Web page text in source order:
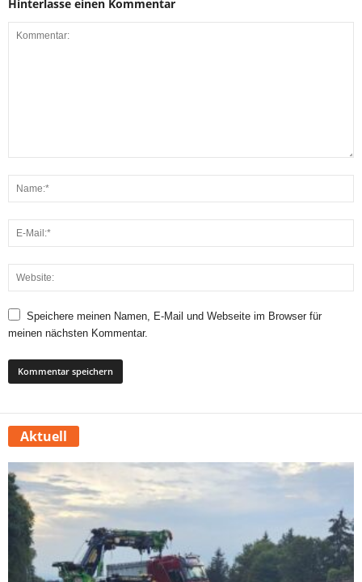
Hinterlasse einen Kommentar
Speichere meinen Namen, E-Mail und Webseite im Browser für
meinen nächsten Kommentar.
Aktuell